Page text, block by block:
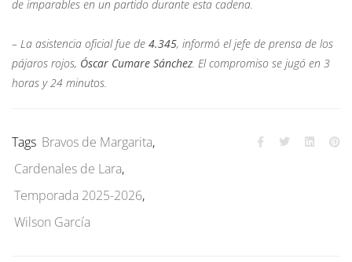
de imparables en un partido durante esta cadena.
– La asistencia oficial fue de 4.345, informó el jefe de prensa de los
pájaros rojos, Óscar Cumare Sánchez . El compromiso se jugó en 3
horas y 24 minutos.
Tags Bravos de Margarita,
Cardenales de Lara,
Temporada 2025-2026,
Wilson García